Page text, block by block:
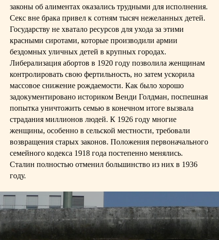
законы об алиментах оказались трудными для исполнения.
Секс вне брака привел к сотням тысяч нежеланных детей.
Государству не хватало ресурсов для ухода за этими
красными сиротами, которые производили армии
бездомных уличных детей в крупных городах.
Либерализация абортов в 1920 году позволила женщинам
контролировать свою фертильность, но затем ускорила
массовое снижение рождаемости. Как было хорошо
задокументировано историком Венди Голдман, поспешная
попытка уничтожить семью в конечном итоге вызвала
страдания миллионов людей. К 1926 году многие
женщины, особенно в сельской местности, требовали
возвращения старых законов. Положения первоначального
семейного кодекса 1918 года постепенно менялись.
Сталин полностью отменил большинство из них в 1936
году.